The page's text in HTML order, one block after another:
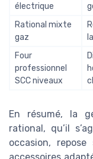
électrique
Rational mixte
gaz
Four
professionnel
SCC niveaux
En résumé, la
rational, qu’il
occasion,